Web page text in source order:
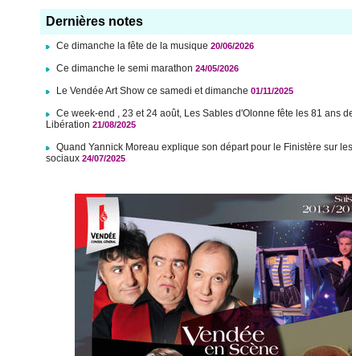
Dernières notes
Ce dimanche la fête de la musique 20/06/2026
Ce dimanche le semi marathon24/05/2026
Le Vendée Art Show ce samedi et dimanche 01/11/2025
Ce week-end , 23 et 24 août, Les Sables d'Olonne fête les 81 ans
Libération21/08/2025
Quand Yannick Moreau explique son départ pour le Finistère sur
sociaux 24/07/2025